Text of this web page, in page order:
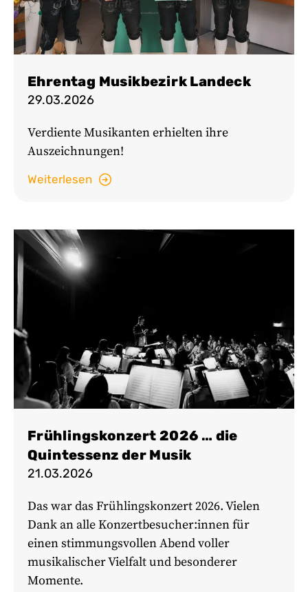
Ehrentag Musikbezirk Landeck
29.03.2026
Verdiente Musikanten erhielten ihre
Auszeichnungen!
Weiterlesen
Frühlingskonzert 2026 … die
Quintessenz der Musik
21.03.2026
Das war das Frühlingskonzert 2026. Vielen
Dank an alle Konzertbesucher:innen für
einen stimmungsvollen Abend voller
musikalischer Vielfalt und besonderer
Momente.